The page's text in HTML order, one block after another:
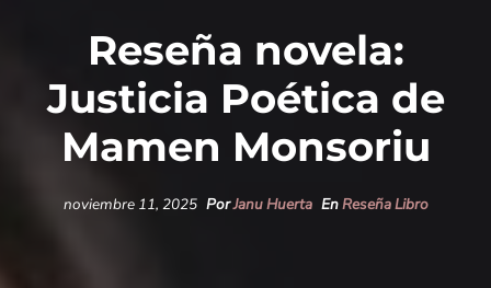
Reseña novela:
Justicia Poética de
Mamen Monsoriu
noviembre 11, 2025 PorJanu Huerta EnReseña Libro